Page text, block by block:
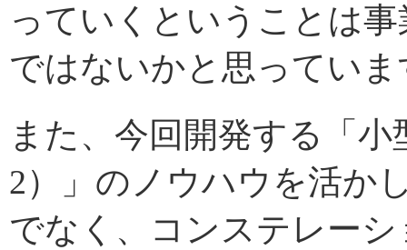
っていくということは
ではないかと思っていま
また、今回開発する「
2）」のノウハウを活か
でなく、コンステレー